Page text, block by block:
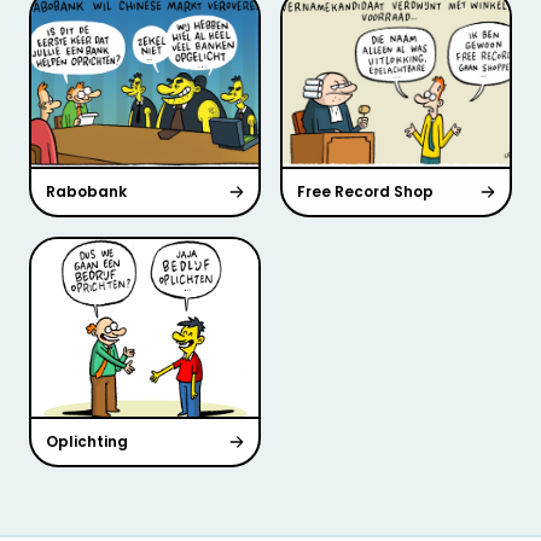
Rabobank Free Record Shop
Oplichting